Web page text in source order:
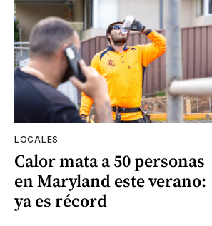
LOCALES
Calor mata a 50 personas
en Maryland este verano:
ya es récord